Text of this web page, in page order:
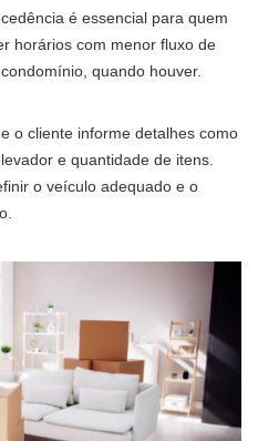
é essencial para quem
horários com menor fluxo de
quando houver.
o cliente informe detalhes como
e quantidade de itens.
o veículo adequado e o